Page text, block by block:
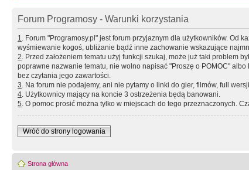
Forum Programosy - Warunki korzystania
1. Forum "Programosy.pl" jest forum przyjaznym dla użytkowników. Od
wyśmiewanie kogoś, ubliżanie bądź inne zachowanie wskazujące
2. Przed założeniem tematu użyj funkcji szukaj, może już taki problem
poprawne nazwanie tematu, nie wolno napisać "Proszę o POMOC"
bez czytania jego zawartości.
3. Na forum nie podajemy, ani nie pytamy o linki do gier, filmów, full
4. Użytkownicy mający na koncie 3 ostrzeżenia będą banowani.
5. O pomoc prosić można tylko w miejscach do tego przeznaczonych.
Wróć do strony logowania
Strona główna